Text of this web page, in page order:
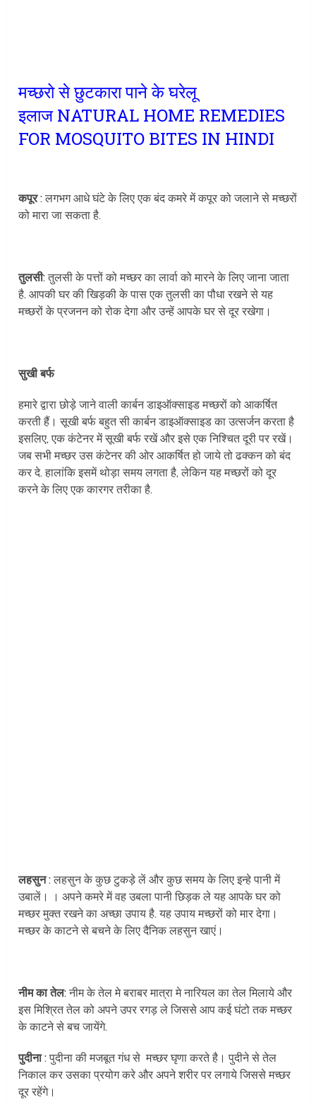
मच्छरो से छुटकारा पाने के घरेलू
इलाज NATURAL HOME REMEDIES
FOR MOSQUITO BITES IN HINDI
कपूर: लगभग आधे घंटे के लिए एक बंद कमरे में कपूर को जलाने से मच्छरों
को मारा जा सकता है.
तुलसी: तुलसी के पत्तों को मच्छर का लार्वा को मारने के लिए जाना जाता
है. आपकी घर की खिड़की के पास एक तुलसी का पौधा रखने से यह
मच्छरों के प्रजनन को रोक देगा और उन्हें आपके घर से दूर रखेगा।
सुखी बर्फ
हमारे द्वारा छोड़े जाने वाली कार्बन डाइऑक्साइड मच्छरों को आकर्षित
करती हैं। सूखी बर्फ बहुत सी कार्बन डाइऑक्साइड का उत्सर्जन करता है
इसलिए, एक कंटेनर में सूखी बर्फ रखें और इसे एक निश्चित दूरी पर रखें।
जब सभी मच्छर उस कंटेनर की ओर आकर्षित हो जाये तो ढक्कन को बंद
कर दे. हालांकि इसमें थोड़ा समय लगता है, लेकिन यह मच्छरों को दूर
करने के लिए एक कारगर तरीका है.
लहसुन: लहसुन के कुछ टुकड़े लें और कुछ समय के लिए इन्हे पानी में
उबालें। । अपने कमरे में वह उबला पानी छिड़क ले यह आपके घर को
मच्छर मुक्त रखने का अच्छा उपाय है. यह उपाय मच्छरों को मार देगा।
मच्छर के काटने से बचने के लिए दैनिक लहसुन खाएं।
नीम का तेल: नीम के तेल मे बराबर मात्रा मे नारियल का तेल मिलाये और
इस मिश्रित तेल को अपने उपर रगड़ ले जिससे आप कई घंटो तक मच्छर
के काटने से बच जायेंगे.
पुदीना: पुदीना की मजबूत गंध से मच्छर घृणा करते है। पुदीने से तेल
निकाल कर उसका प्रयोग करे और अपने शरीर पर लगाये जिससे मच्छर
दूर रहेंगे।